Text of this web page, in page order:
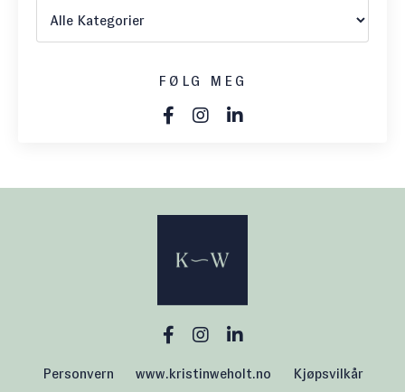
FØLG MEG
Personvern www.kristinweholt.no Kjøpsvilkår